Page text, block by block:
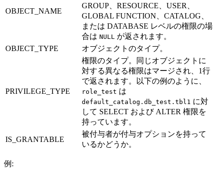
OBJECT_NAME
GROUP、RESOURCE、USER、
GLOBAL FUNCTION、CATALOG、
または DATABASE レベルの権限の場
合は NULL
が返されます。
OBJECT_TYPE
オブジェクトのタイプ。
PRIVILEGE_TYPE
権限のタイプ。同じオブジェクトに
対する異なる権限はマージされ、1行
で返されます。以下の例のように、
role_test は
default_catalog.db_test.tbl1 に対
して SELECT および ALTER 権限を
持っています。
IS_GRANTABLE
被付与者が付与オプションを持って
いるかどうか。
例: